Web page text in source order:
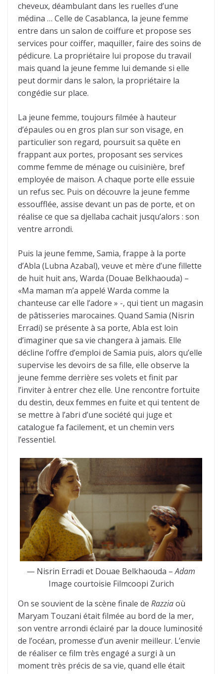
cheveux, déambulant dans les ruelles d’une
médina … Celle de Casablanca, la jeune femme
entre dans un salon de coiffure et propose ses
services pour coiffer, maquiller, faire des soins de
pédicure. La propriétaire lui propose du travail
mais quand la jeune femme lui demande si elle
peut dormir dans le salon, la propriétaire la
congédie sur place.
La jeune femme, toujours filmée à hauteur
d’épaules ou en gros plan sur son visage, en
particulier son regard, poursuit sa quête en
frappant aux portes, proposant ses services
comme femme de ménage ou cuisinière, bref
employée de maison. A chaque porte elle essuie
un refus sec. Puis on découvre la jeune femme
essoufflée, assise devant un pas de porte, et on
réalise ce que sa djellaba cachait jusqu’alors : son
ventre arrondi.
Puis la jeune femme, Samia, frappe à la porte
d’Abla (Lubna Azabal), veuve et mère d’une fillette
de huit huit ans, Warda (Douae Belkhaouda) –
«Ma maman m’a appelé Warda comme la
chanteuse car elle l’adore » -, qui tient un magasin
de pâtisseries marocaines. Quand Samia (Nisrin
Erradi) se présente à sa porte, Abla est loin
d’imaginer que sa vie changera à jamais. Elle
décline l’offre d’emploi de Samia puis, alors qu’elle
supervise les devoirs de sa fille, elle observe la
jeune femme derrière ses volets et finit par
l’inviter à entrer chez elle. Une rencontre fortuite
du destin, deux femmes en fuite et qui tentent de
se mettre à l’abri d’une société qui juge et
catalogue fa facilement, et un chemin vers
l’essentiel.
— Nisrin Erradi et Douae Belkhaouda –Adam
Image courtoisie Filmcoopi Zurich
On se souvient de la scène finale de Razziaoù
Maryam Touzani était filmée au bord de la mer,
son ventre arrondi éclairé par la douce luminosité
de l’océan, promesse d’un avenir meilleur. L’envie
de réaliser ce film très engagé a surgi à un
moment très précis de sa vie, quand elle était